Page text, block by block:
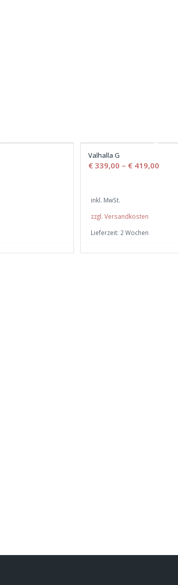
Valhalla G
€ 339,00 – € 419,00
inkl. MwSt.
zzgl. Versandkosten
Lieferzeit: 2 Wochen